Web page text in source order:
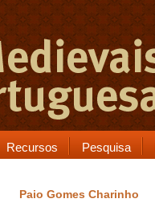
Recursos Pesquisa
Paio Gomes Charinho